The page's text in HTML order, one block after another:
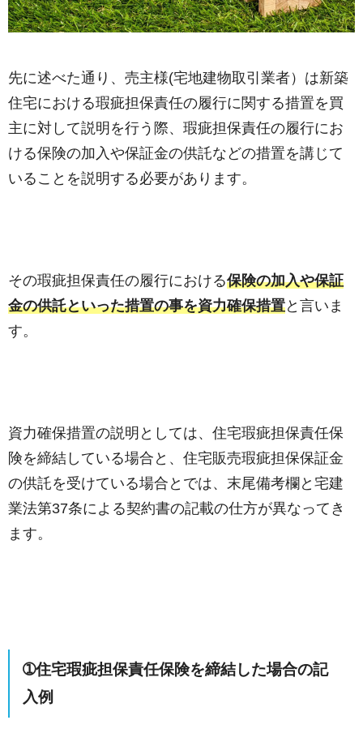
先に述べた通り、売主様(宅地建物取引業者）は新築
住宅における瑕疵担保責任の履行に関する措置を買
主に対して説明を行う際、瑕疵担保責任の履行にお
ける保険の加入や保証金の供託などの措置を講じて
いることを説明する必要があります。
その瑕疵担保責任の履行における保険の加入や保証
金の供託といった措置の事を資力確保措置と言いま
す。
資力確保措置の説明としては、住宅瑕疵担保責任保
険を締結している場合と、住宅販売瑕疵担保保証金
の供託を受けている場合とでは、末尾備考欄と宅建
業法第37条による契約書の記載の仕方が異なってき
ます。
➀住宅瑕疵担保責任保険を締結した場合の記
入例